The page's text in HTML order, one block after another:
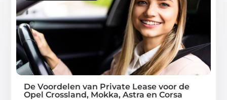
De Voordelen van Private Lease voor de
Opel Crossland, Mokka, Astra en Corsa